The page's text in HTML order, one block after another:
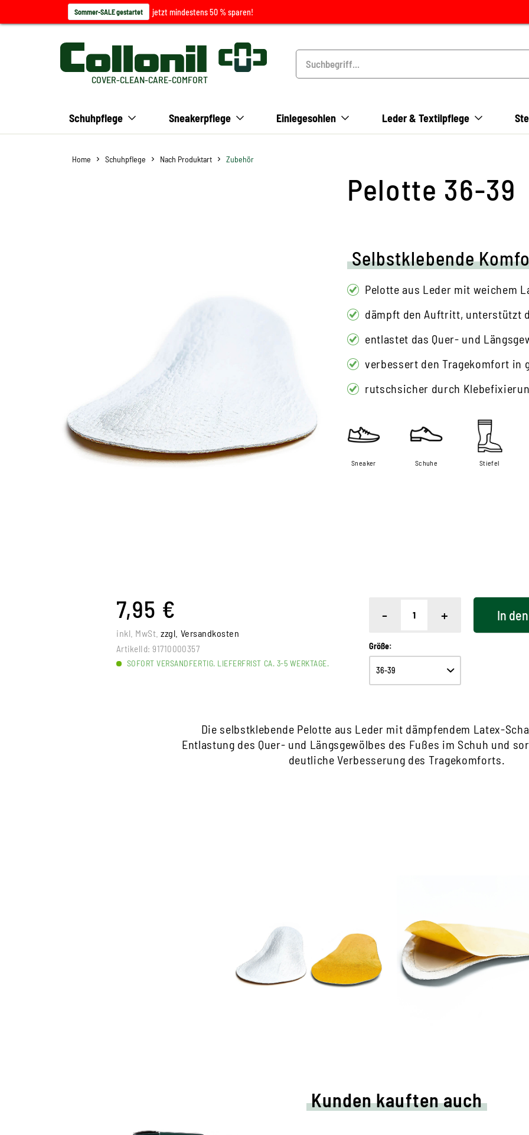
Sommer-SALE gestartet jetzt mindestens 50 % sparen!
COVER-CLEAN-CARE-COMFORT
Schuhpflege Sneakerpflege Einlegesohlen Leder & Textilpflege
Home Schuhpflege Nach Produktart Zubehör
Pelotte 36-39
Selbstklebende
Pelotte aus Leder mit weichem
dämpft den Auftritt, unterstützt
entlastet das Quer- und
verbessert den Tragekomfort in
rutschsicher durch
Sneaker Schuhe Stiefel
7,95 €
inkl. MwSt.zzgl. Versandkosten
ArtikelId: 91710000357
SOFORT VERSANDFERTIG. LIEFERFRIST CA. 3-5 WERKTAGE.
Größe:
- + In den
Die selbstklebende Pelotte aus Leder mit dämpfendem Latex-
Entlastung des Quer- und Längsgewölbes des Fußes im Schuh und
deutliche Verbesserung des Tragekomforts.
Kunden kauften auch